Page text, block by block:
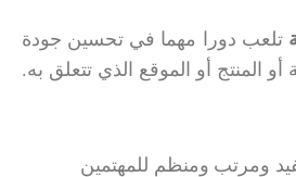
تلعب دورا مهما في تحسين جودة
أو المنتج أو الموقع الذي تتعلق به.
ومرتب ومنظم للمهتمين